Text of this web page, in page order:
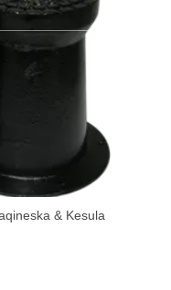
& Kesula